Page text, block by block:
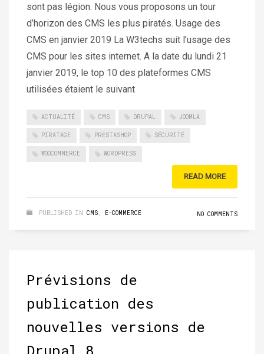
sont pas légion. Nous vous proposons un tour
d’horizon des CMS les plus piratés. Usage des
CMS en janvier 2019 La W3techs suit l’usage des
CMS pour les sites internet. A la date du lundi 21
janvier 2019, le top 10 des plateformes CMS
utilisées étaient le suivant
ACTUALITÉ CMS DRUPAL JOOMLA
PIRATAGE PRESTASHOP SÉCURITÉ
WOOCOMMERCE WORDPRESS
READ MORE
PUBLISHED IN CMS, E-COMMERCE NO COMMENTS
Prévisions de
publication des
nouvelles versions de